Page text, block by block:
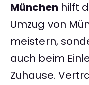
München hilft
Umzug von
meistern,
auch beim
Zuhause.